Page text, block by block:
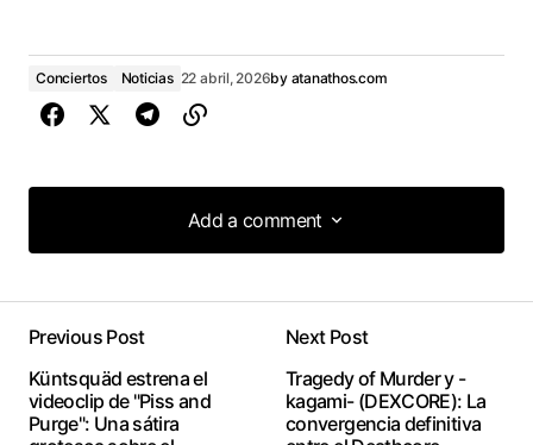
Conciertos Noticias 22 abril, 2026by atanathos.com
Add a comment
Add a comment
Previous Post
Küntsquäd estrena el
videoclip de "Piss and
Purge": Una sátira
Next Post
Tragedy of Murder y -
kagami- (DEXCORE): La
convergencia definitiva